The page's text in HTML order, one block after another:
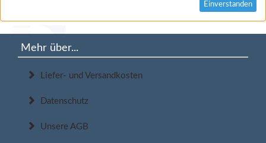
Einverstanden
Mehr über...
Liefer- und Versandkosten
Datenschutz
Unsere AGB